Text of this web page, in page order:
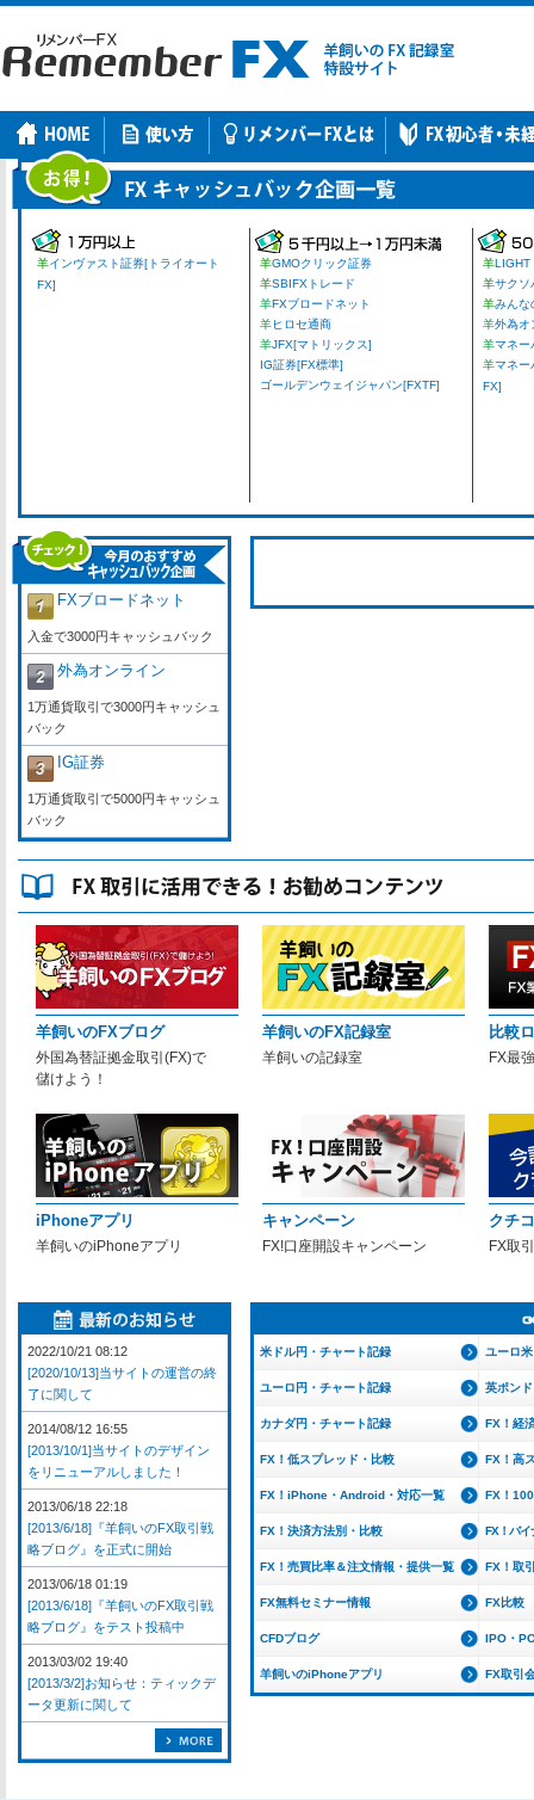
羊インヴァスト証券[トライオート
FX]
羊GMOクリック証券
羊SBIFXトレード
羊FXブロードネット
羊ヒロセ通商
羊JFX[マトリックス]
IG証券[FX標準]
ゴールデンウェイジャパン[FXTF]
羊LIGHT
羊サクソ
羊みんな
羊外為オ
羊マネー
羊マネー
FX]
FXブロードネット
入金で3000円キャッシュバック
外為オンライン
1万通貨取引で3000円キャッシュ
バック
IG証券
1万通貨取引で5000円キャッシュ
バック
羊飼いのFXブログ
外国為替証拠金取引(FX)で
儲けよう！
羊飼いのFX記録室
羊飼いの記録室
比較
FX最
iPhoneアプリ
羊飼いのiPhoneアプリ
キャンペーン
FX!口座開設キャンペーン
クチ
FX取
米ドル円・チャート記録 ユーロ
ユーロ円・チャート記録 英ポン
カナダ円・チャート記録 FX！経
FX！低スプレッド・比較 FX！高
FX！iPhone・Android・対応一覧 FX！
FX！決済方法別・比較 FX！バイ
FX！売買比率＆注文情報・提供一覧 FX！取
FX無料セミナー情報 FX比較
CFDブログ IPO・
羊飼いのiPhoneアプリ FX取引
2022/10/21 08:12
[2020/10/13]当サイトの運営の終
了に関して
2014/08/12 16:55
[2013/10/1]当サイトのデザイン
をリニューアルしました！
2013/06/18 22:18
[2013/6/18]『羊飼いのFX取引戦
略ブログ』を正式に開始
2013/06/18 01:19
[2013/6/18]『羊飼いのFX取引戦
略ブログ』をテスト投稿中
2013/03/02 19:40
[2013/3/2]お知らせ：ティックデ
ータ更新に関して